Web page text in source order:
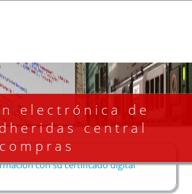
electrónica de
central
compras
con su certificado digital